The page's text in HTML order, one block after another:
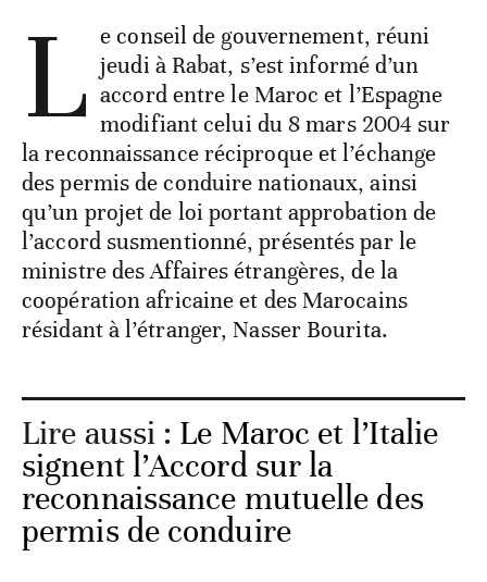
L e conseil de gouvernement, réuni
jeudi à Rabat, s’est informé d’un
accord entre le Maroc et l’Espagne
modifiant celui du 8 mars 2004 sur
la reconnaissance réciproque et l’échange
des permis de conduire nationaux, ainsi
qu’un projet de loi portant approbation de
l’accord susmentionné, présentés par le
ministre des Affaires étrangères, de la
coopération africaine et des Marocains
résidant à l’étranger, Nasser Bourita.
Lire aussi : Le Maroc et l’Italie
signent l’Accord sur la
reconnaissance mutuelle des
permis de conduire